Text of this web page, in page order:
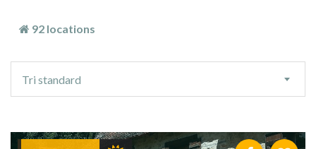
92 locations
tri
Tri standard